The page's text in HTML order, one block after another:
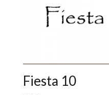
Fiesta 10